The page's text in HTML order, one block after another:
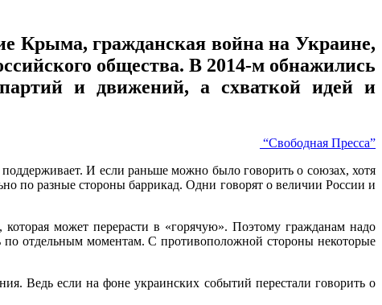
Крыма, гражданская война на Украине,
общества. В 2014-м обнажились
партий и движений, а схваткой идей и
“Свободная Пресса”
И если раньше можно было говорить о союзах, хотя
по разные стороны баррикад. Одни говорят о величии России и
может перерасти в «горячую». Поэтому гражданам надо
по отдельным моментам. С противоположной стороны некоторые
Ведь если на фоне украинских событий перестали говорить о